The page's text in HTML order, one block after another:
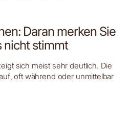
Daran merken Sie
nicht stimmt
sich meist sehr deutlich. Die
oft während oder unmittelbar